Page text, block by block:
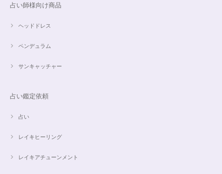
占い師様向け商品
ヘッドドレス
ペンデュラム
サンキャッチャー
占い鑑定依頼
占い
レイキヒーリング
レイキアチューンメント